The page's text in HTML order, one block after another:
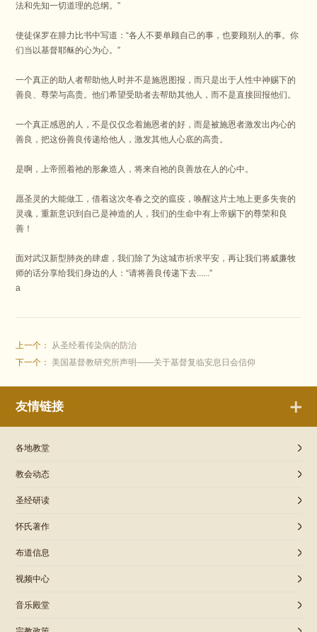
法和先知一切道理的总纲。”
使徒保罗在腓力比书中写道：“各人不要单顾自己的事，也要顾别人的事。你
们当以基督耶稣的心为心。”
一个真正的助人者帮助他人时并不是施恩图报，而只是出于人性中神赐下的
善良、尊荣与高贵。他们希望受助者去帮助其他人，而不是直接回报他们。
一个真正感恩的人，不是仅仅念着施恩者的好，而是被施恩者激发出内心的
善良，把这份善良传递给他人，激发其他人心底的高贵。
是啊，上帝照着祂的形象造人，将来自祂的良善放在人的心中。
愿圣灵的大能做工，借着这次冬春之交的瘟疫，唤醒这片土地上更多失丧的
灵魂，重新意识到自己是神造的人，我们的生命中有上帝赐下的尊荣和良
善！
面对武汉新型肺炎的肆虐，我们除了为这城市祈求平安，再让我们将威廉牧
师的话分享给我们身边的人：“请将善良传递下去......”
a
上一个： 从圣经看传染病的防治
下一个： 美国基督教研究所声明——关于基督复临安息日会信仰
友情链接
各地教堂
教会动态
圣经研读
怀氏著作
布道信息
视频中心
音乐殿堂